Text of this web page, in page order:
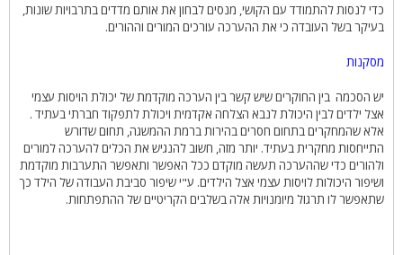
כדי לנסות להתמודד עם הקושי, מנסים לבחון את אותם מדדים בתרבויות שונות,
בעיקר בשל העובדה כי את ההערכה עורכים המורים וההורים.
מסקנות
יש הסכמה בין החוקרים שיש קשר בין הערכה מוקדמת של יכולת הויסות עצמי
אצל ילדים לבין היכולת לנבא הצלחה אקדמית ויכולת לתפקוד חברתי בעתיד .
אלא שהמחקרים בתחום חסרים בהירות ברמת ההמשגה, תחום שדורש
התייחסות מחקרית בעתיד. יותר מזה, חשוב להנגיש את הכלים להערכה למורים
ולהורים כדי שההערכה תעשה מוקדם ככל האפשר ותאפשר התערבות מוקדמת
ושיפור היכולות לויסות עצמי אצל הילדים. ע"י שיפור סביבת העבודה של הילד כך
שתאפשר לו תרגול מיומנויות אלה בשלבים הקריטיים של ההתפתחות.